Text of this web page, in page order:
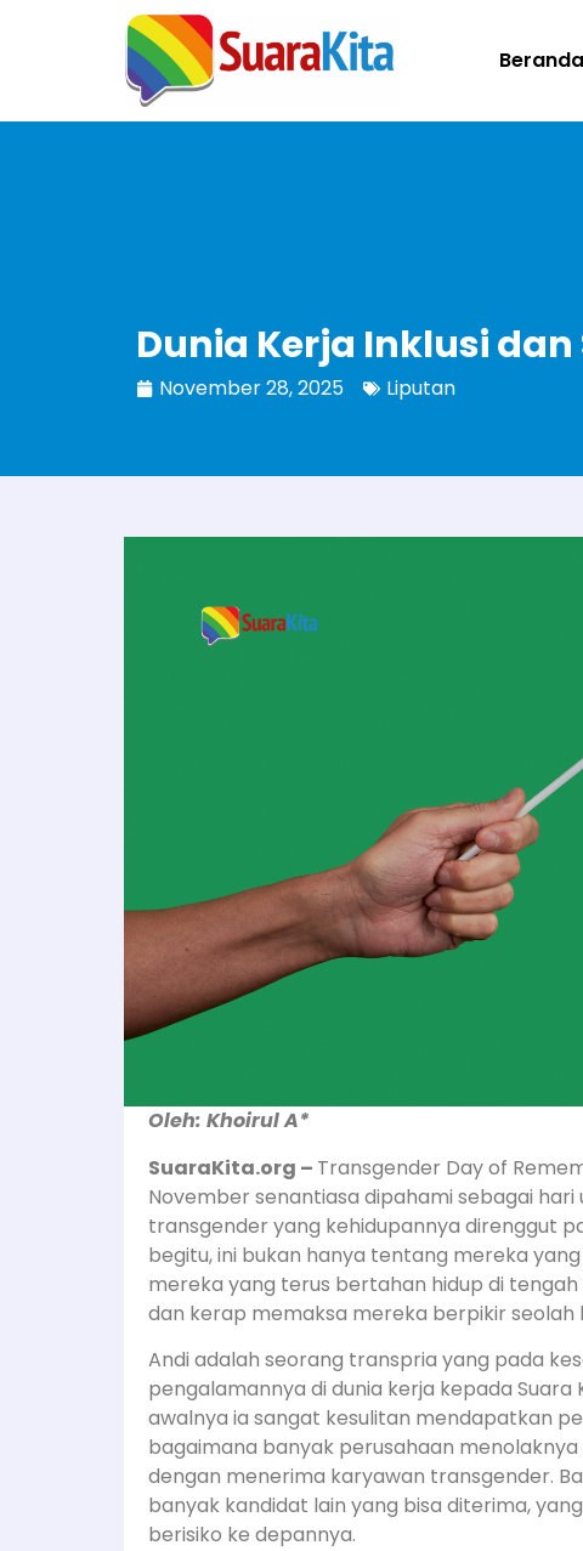
Beranda
Dunia Kerja Inklusi
November 28, 2025 Liputan
Oleh: Khoirul A*
SuaraKita.org – Transgender Day of
November senantiasa dipahami sebagai
transgender yang kehidupannya direnggut
begitu, ini bukan hanya tentang mereka
mereka yang terus bertahan hidup di
dan kerap memaksa mereka berpikir
Andi adalah seorang transpria yang pada
pengalamannya di dunia kerja kepada
awalnya ia sangat kesulitan mendapatkan
bagaimana banyak perusahaan
dengan menerima karyawan transgender.
banyak kandidat lain yang bisa diterima,
berisiko ke depannya.